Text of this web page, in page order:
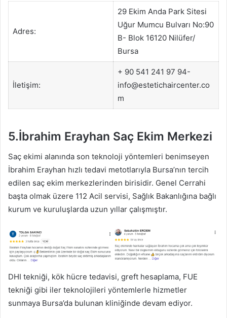
Adres:
29 Ekim Anda Park Sitesi
Uğur Mumcu Bulvarı No:90
B- Blok 16120 Nilüfer/
Bursa
İletişim:
+ 90 541 241 97 94-
info@estetichaircenter.co
m
5.İbrahim Erayhan Saç Ekim Merkezi
Saç ekimi alanında son teknoloji yöntemleri benimseyen
İbrahim Erayhan hızlı tedavi metotlarıyla Bursa’nın tercih
edilen saç ekim merkezlerinden birisidir. Genel Cerrahi
başta olmak üzere 112 Acil servisi, Sağlık Bakanlığına bağlı
kurum ve kuruluşlarda uzun yıllar çalışmıştır.
DHI tekniği, kök hücre tedavisi, greft hesaplama, FUE
tekniği gibi iler teknolojileri yöntemlerle hizmetler
sunmaya Bursa’da bulunan kliniğinde devam ediyor.